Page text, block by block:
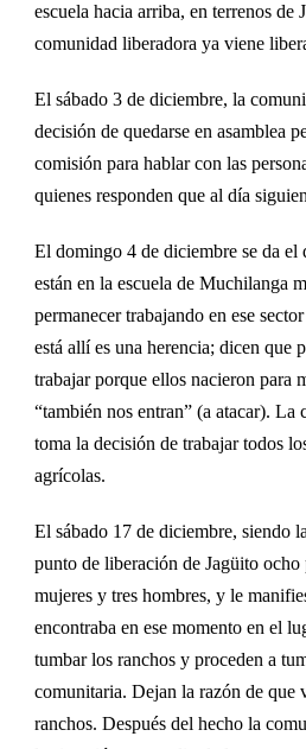
escuela hacia arriba, en terrenos de
comunidad liberadora ya viene
El sábado 3 de diciembre, la
decisión de quedarse en asamblea
comisión para hablar con las
quienes responden que al día
El domingo 4 de diciembre se da el
están en la escuela de Muchilanga
permanecer trabajando en ese sector
está allí es una herencia; dicen que
trabajar porque ellos nacieron para
“también nos entran” (a atacar). La
toma la decisión de trabajar todos
agrícolas.
El sábado 17 de diciembre, siendo
punto de liberación de Jagüito ocho
mujeres y tres hombres, y le
encontraba en ese momento en el
tumbar los ranchos y proceden a
comunitaria. Dejan la razón de que
ranchos. Después del hecho la